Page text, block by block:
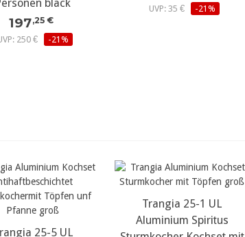
black
197,25 €
250 €
-21%
UVP: 35 €
-21%
25-5 UL
Trangia 25-1 UL
Aluminium Spiritus